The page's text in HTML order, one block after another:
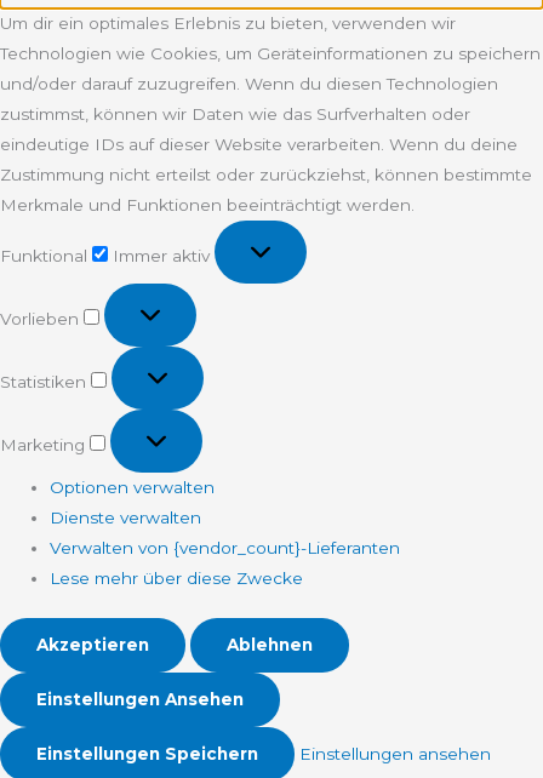
Um dir ein optimales Erlebnis zu bieten, verwenden wir
Technologien wie Cookies, um Geräteinformationen zu speichern
und/oder darauf zuzugreifen. Wenn du diesen Technologien
zustimmst, können wir Daten wie das Surfverhalten oder
eindeutige IDs auf dieser Website verarbeiten. Wenn du deine
Zustimmung nicht erteilst oder zurückziehst, können bestimmte
Merkmale und Funktionen beeinträchtigt werden.
Funktional
Immer aktiv
Vorlieben
Vorlieben
Statistiken
Statistiken
Marketing
Marketing
Optionen verwalten
Dienste verwalten
Verwalten von {vendor_count}-Lieferanten
Lese mehr über diese Zwecke
Akzeptieren Ablehnen
Einstellungen Ansehen
Einstellungen Speichern Einstellungen ansehen